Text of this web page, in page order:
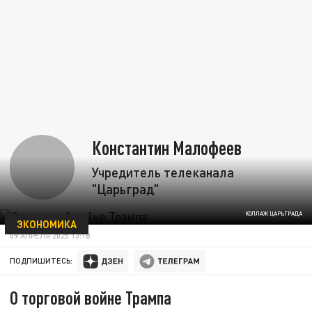
Константин Малофеев
Учредитель телеканала
"Царьград"
КОЛЛАЖ ЦАРЬГРАДА
ЭКОНОМИКА
09 АПРЕЛЯ 2025 13:18
ПОДПИШИТЕСЬ:
О торговой войне Трампа